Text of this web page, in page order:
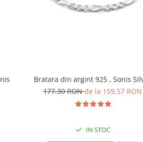
Bratara din argint 925 , Sonis
177,30 RONde la 159,57 RON
IN STOC